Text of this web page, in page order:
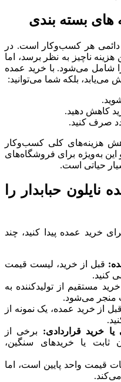
های بسته‌ بندی
دائمی هر کسب‌وکار است. در
ناچیز به نظر برسد، اما
شامل می‌شود. با خرید عمده
می‌یابد، بلکه شما می‌توانید:
کاهش دهید.
صرف کنید.
هزینه‌های کلی کسب‌وکار
به‌ویژه برای فروشگاه‌های
حیاتی است.
حبابدار را
خرید عمده پیدا کنید، چند
قبل از خرید، لیست قیمت
کنید.
خرید مستقیم از تولیدکننده به
منجر می‌شود.
از خرید عمده، یک نمونه از
خرید قراردادی: برخی از
ثابت یا خریدهای سنگین،
قیمت واحد پایین است، اما